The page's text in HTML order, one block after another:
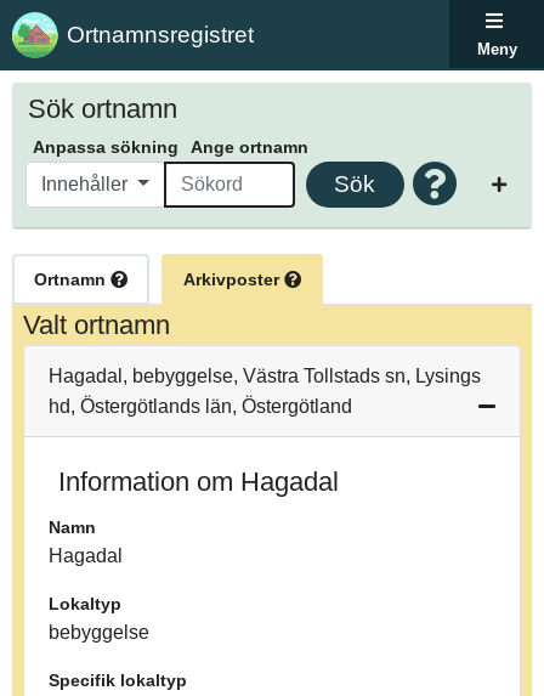
Ortnamnsregistret
Meny
Sök ortnamn
Anpassa sökning Ange ortnamn
Innehåller Sök
Ortnamn Arkivposter
Valt ortnamn
Hagadal, bebyggelse, Västra Tollstads sn, Lysings
hd, Östergötlands län, Östergötland
Information om Hagadal
Namn
Hagadal
Lokaltyp
bebyggelse
Specifik lokaltyp